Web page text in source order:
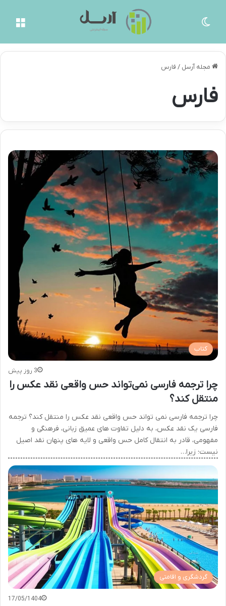
مجله آرسل / فارس
فارس
کتاب
3 روز پیش
چرا ترجمه فارسی نمی‌تواند حس واقعی نقد عکس را
منتقل کند؟
چرا ترجمه فارسی نمی تواند حس واقعی نقد عکس را منتقل کند؟ ترجمه
فارسی یک نقد عکس، به دلیل تفاوت های عمیق زبانی، فرهنگی و
مفهومی، قادر به انتقال کامل حس واقعی و لایه های پنهان نقد اصیل
نیست؛ زیرا…
گردشگری و اقامتی
17/05/1404